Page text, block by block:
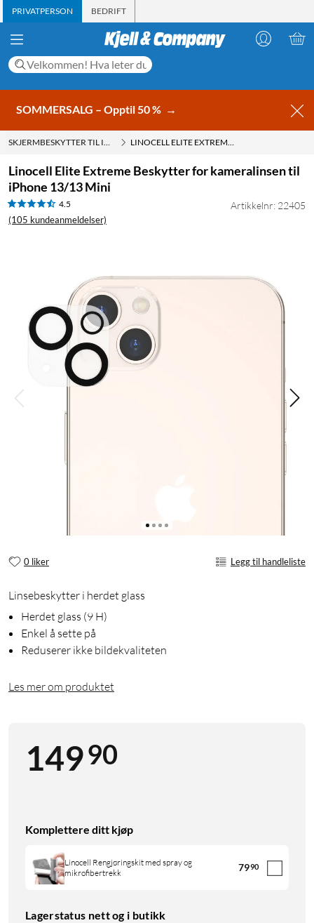
PRIVATPERSON BEDRIFT
SOMMERSALG – Opptil 50 % →
SKJERMBESKYTTER TIL IPHONE 13 LINOCELL ELITE EXTREME BESKYTTER FOR KAMERALINSEN TIL IPHONE 13/13 MINI
Linocell Elite Extreme Beskytter for kameralinsen til
iPhone 13/13 Mini
4.5
(105 kundeanmeldelser)
Artikkelnr: 22405
0 liker Legg til handleliste
Linsebeskytter i herdet glass
Herdet glass (9 H)
Enkel å sette på
Reduserer ikke bildekvaliteten
Les mer om produktet
14990
Komplettere ditt kjøp
Linocell Rengjøringskit med spray og
mikrofibertrekk
7990
Lagerstatus nett og i butikk